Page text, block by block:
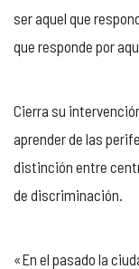
ser aquel que
que responde por
Cierra su
aprender de las
distinción entre
de discriminación.
«En el pasado la